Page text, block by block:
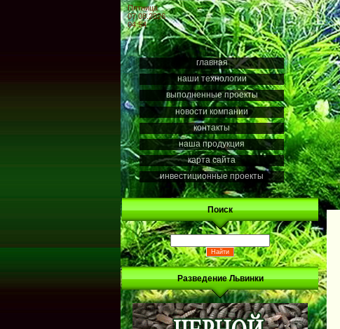
Пятница
07.08.2026
04:54
главная
наши технологии
выполненные проекты
новости компании
контакты
наша продукция
карта сайта
инвестиционные проекты
Поиск
Разведение Львинки